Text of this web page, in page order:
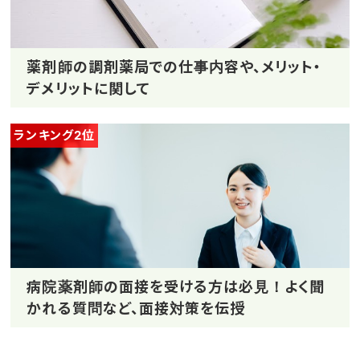
薬剤師の調剤薬局での仕事内容や、メリット・
デメリットに関して
ランキング2位
病院薬剤師の面接を受ける方は必見！よく聞
かれる質問など、面接対策を伝授